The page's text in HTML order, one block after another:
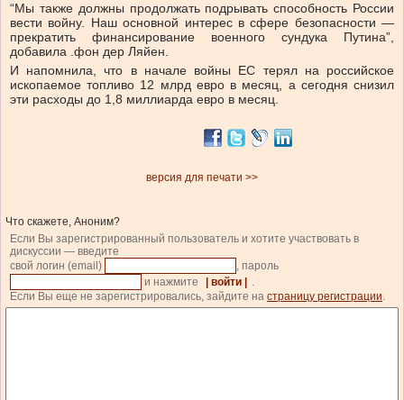
“Мы также должны продолжать подрывать способность России
вести войну. Наш основной интерес в сфере безопасности —
прекратить финансирование военного сундука Путина”,
добавила .фон дер Ляйен.
И напомнила, что в начале войны ЕС терял на российское
ископаемое топливо 12 млрд евро в месяц, а сегодня снизил
эти расходы до 1,8 миллиарда евро в месяц.
версия для печати >>
Что скажете, Аноним?
Если Вы зарегистрированный пользователь и хотите участвовать в
дискуссии — введите
свой логин (email)
, пароль
и нажмите
| войти |
.
Если Вы еще не зарегистрировались, зайдите на страницу регистрации.